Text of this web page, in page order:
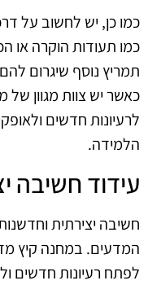
כמו כן, יש לחשוב על
כמו תעודות הוקרה או
תמריץ נוסף שיגרום
כאשר יש צוות מגוון
לרעיונות חדשים
הלמידה.
עידוד חשיבה
חשיבה יצירתית וחדשנות
המדעים. במחנה קיץ
לפתח רעיונות חדשים